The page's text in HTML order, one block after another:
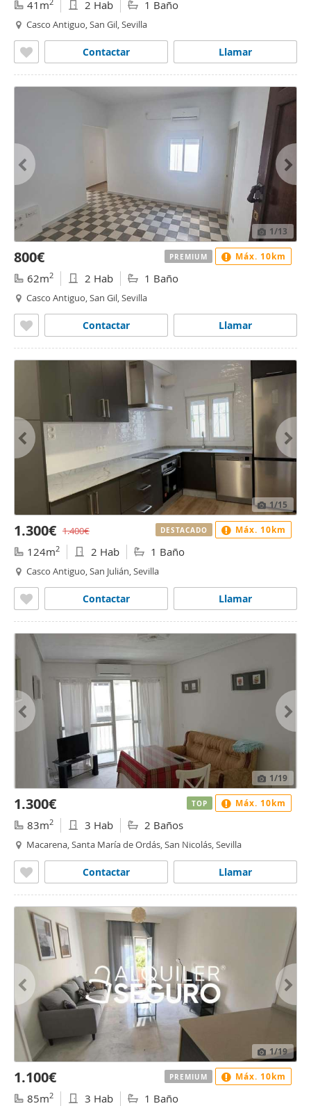
41m 2 Hab 1 Baño
Casco Antiguo, San Gil, Sevilla
Llamar
Contactar
1/13
800€
62m2 2 Hab 1 Baño
Casco Antiguo, San Gil, Sevilla
Llamar
Contactar
PREMIUM Máx. 10km
1/15
1.300€ 1.400€
124m2 2 Hab 1 Baño
Casco Antiguo, San Julián, Sevilla
Llamar
Contactar
DESTACADO Máx. 10km
1/19
1.300€
83m2 3 Hab 2 Baños
Macarena, Santa María de Ordás, San Nicolás, Sevilla
Llamar
Contactar
TOP Máx. 10km
1/19
1.100€
85m2 3 Hab 1 Baño
PREMIUM Máx. 10km